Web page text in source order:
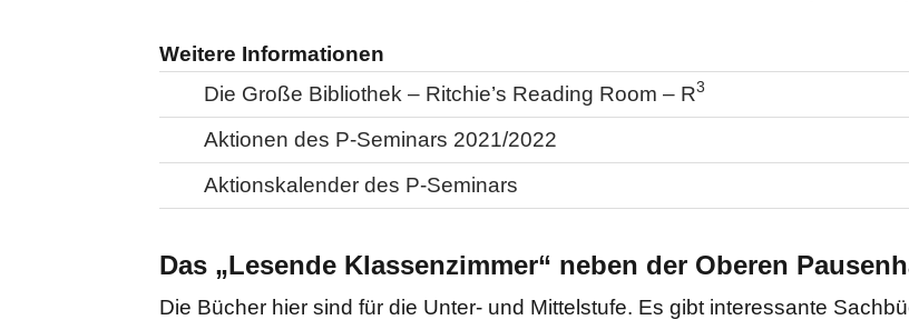
Weitere Informationen
Die Große Bibliothek – Ritchie’s Reading Room – R3
Aktionen des P-Seminars 2021/2022
Aktionskalender des P-Seminars
Das „Lesende Klassenzimmer“ neben der Oberen
Die Bücher hier sind für die Unter‐ und Mittelstufe. Es gibt interessante